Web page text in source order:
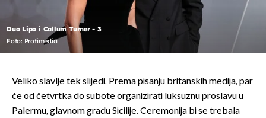
Dua Lipa i Callum Turner - 3
Foto: Profimedia
Veliko slavlje tek slijedi. Prema pisanju britanskih medija, par
će od četvrtka do subote organizirati luksuznu proslavu u
Palermu, glavnom gradu Sicilije. Ceremonija bi se trebala